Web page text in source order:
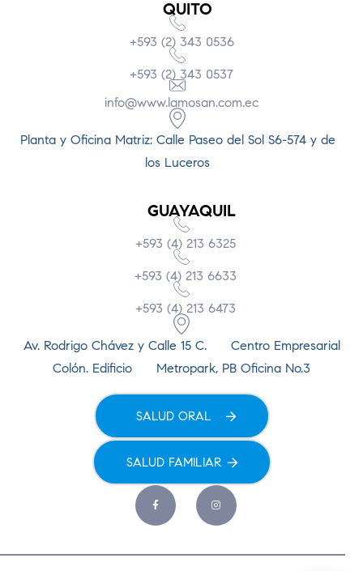
QUITO
+593 (2) 343 0536
+593 (2) 343 0537
info@www.lamosan.com.ec
Planta y Oficina Matriz: Calle Paseo del Sol S6-574 y de
los Luceros
GUAYAQUIL
+593 (4) 213 6325
+593 (4) 213 6633
+593 (4) 213 6473
Av. Rodrigo Chávez y Calle 15 C. Centro Empresarial
Colón. Edificio Metropark, PB Oficina No.3
SALUD ORAL
SALUD FAMILIAR